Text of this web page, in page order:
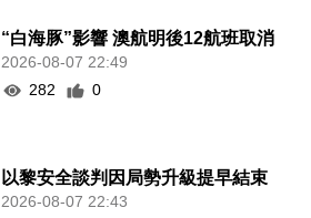
“白海豚”影響 澳航明後12航班取消
2026-08-07 22:49
282
0
以黎安全談判因局勢升級提早結束
2026-08-07 22:43